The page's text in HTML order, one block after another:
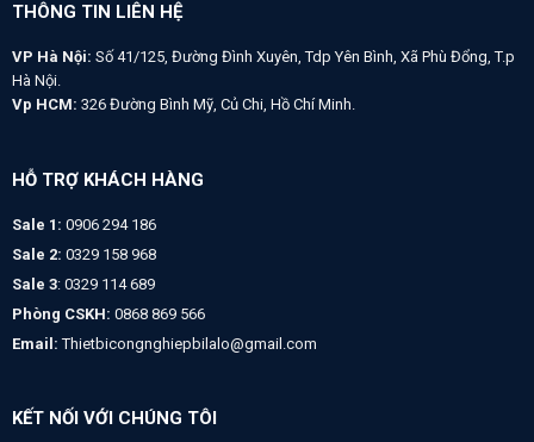
THÔNG TIN LIÊN HỆ
VP Hà Nội: Số 41/125, Đường Đình Xuyên, Tdp Yên Bình, Xã Phù Đổng, T.p
Hà Nội.
Vp HCM: 326 Đường Bình Mỹ, Củ Chi, Hồ Chí Minh.
HỖ TRỢ KHÁCH HÀNG
Sale 1: 0906 294 186
Sale 2: 0329 158 968
Sale 3: 0329 114 689
Phòng CSKH: 0868 869 566
Email: Thietbicongnghiepbilalo@gmail.com
KẾT NỐI VỚI CHÚNG TÔI